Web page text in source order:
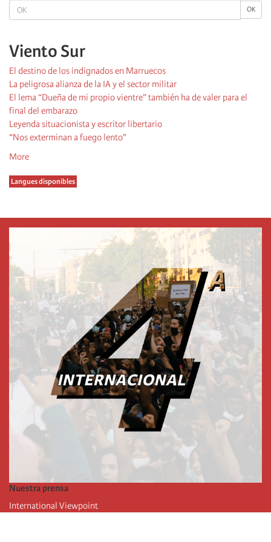
OK OK
Viento Sur
El destino de los indignados en Marruecos
La peligrosa alianza de la IA y el sector militar
El lema “Dueña de mi propio vientre” también ha de valer para el
final del embarazo
Leyenda situacionista y escritor libertario
“Nos exterminan a fuego lento”
More
Langues disponibles
Nuestra prensa
International Viewpoint